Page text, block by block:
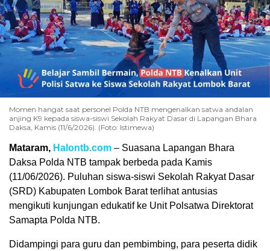
Momen hangat saat personel Polda NTB mengenalkan satwa andalan
anjing K9 kepada siswa-siswi Sekolah Rakyat Dasar di Lapangan Bhara
Daksa, Kamis (11/6/2026). (Foto: Istimewa)
Mataram, Halontb.com – Suasana Lapangan Bhara
Daksa Polda NTB tampak berbeda pada Kamis
(11/06/2026). Puluhan siswa-siswi Sekolah Rakyat Dasar
(SRD) Kabupaten Lombok Barat terlihat antusias
mengikuti kunjungan edukatif ke Unit Polsatwa Direktorat
Samapta Polda NTB.
Didampingi para guru dan pembimbing, para peserta didik